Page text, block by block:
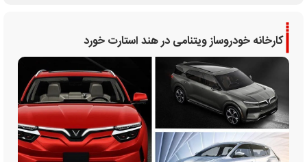
کارخانه خودروساز ویتنامی در هند استارت خورد